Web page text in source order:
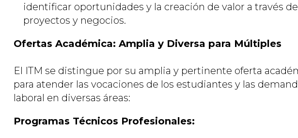
identificar oportunidades y la creación de valor a través
proyectos y negocios.
Ofertas Académica: Amplia y Diversa para Múltiples
El ITM se distingue por su amplia y pertinente oferta
para atender las vocaciones de los estudiantes y las
laboral en diversas áreas:
Programas Técnicos Profesionales: